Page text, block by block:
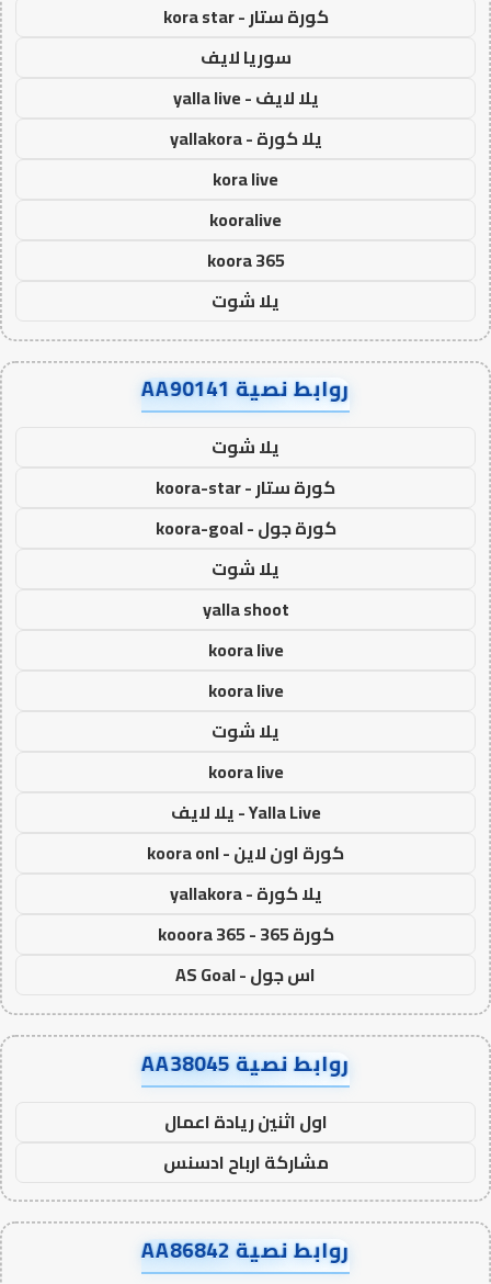
كورة ستار - kora star
سوريا لايف
يلا لايف - yalla live
يلا كورة - yallakora
kora live
kooralive
koora 365
يلا شوت
روابط نصية AA90141
يلا شوت
كورة ستار - koora-star
كورة جول - koora-goal
يلا شوت
yalla shoot
koora live
koora live
يلا شوت
koora live
Yalla Live - يلا لايف
كورة اون لاين - koora onl
يلا كورة - yallakora
كورة 365 - kooora 365
اس جول - AS Goal
روابط نصية AA38045
اول اثنين ريادة اعمال
مشاركة ارباح ادسنس
روابط نصية AA86842